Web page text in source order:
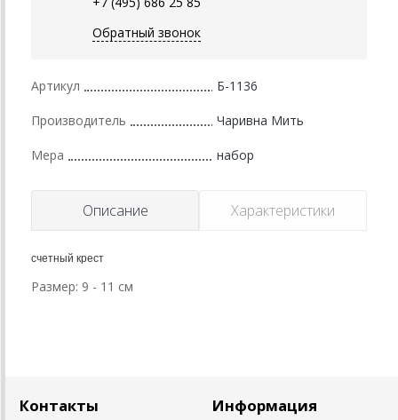
Обратный звонок
Артикул Б-1136
Производитель Чаривна Мить
Мера набор
Описание Характеристики
счетный крест
Размер: 9 - 11 см
Контакты Информация